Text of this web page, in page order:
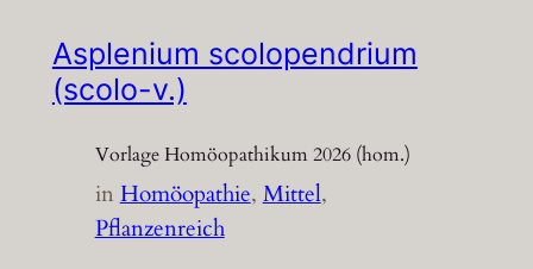
Asplenium scolopendrium
(scolo-v.)
Vorlage Homöopathikum 2026 (hom.)
inHomöopathie, Mittel
Pflanzenreich